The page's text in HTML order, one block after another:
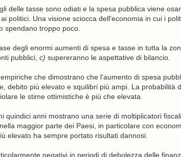
delle tasse sono odiati e la spesa pubblica viene
politici. Una visione sciocca dell'economia in cui i
spendano troppo poco.
degli enormi aumenti di spesa e tasse in tutta la
pubblici, c) supereranno le aspettative di bilancio.
che dimostrano che l'aumento di spesa
debito più elevato e squilibri più ampi. La probabilità
le stime ottimistiche è più che elevata.
quindici anni mostrano una serie di moltiplicatori
maggior parte dei Paesi, in particolare con
elevato ha sempre portato risultati dannosi.
negativi in ​​periodi di debolezza delle